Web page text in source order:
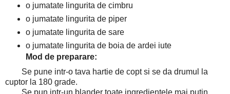
o jumatate lingurita de cimbru
o jumatate lingurita de piper
o jumatate lingurita de sare
o jumatate lingurita de boia de ardei iute
Mod de preparare:
Se pune intr-o tava hartie de copt si se da drumul la
cuptor la 180 grade.
Se pun intr-un blander toate ingredientele mai putin